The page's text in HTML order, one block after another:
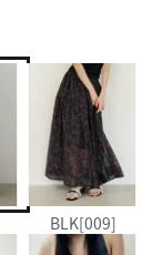
BLK[009]